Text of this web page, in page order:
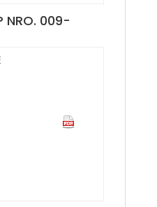
NRO. 009-